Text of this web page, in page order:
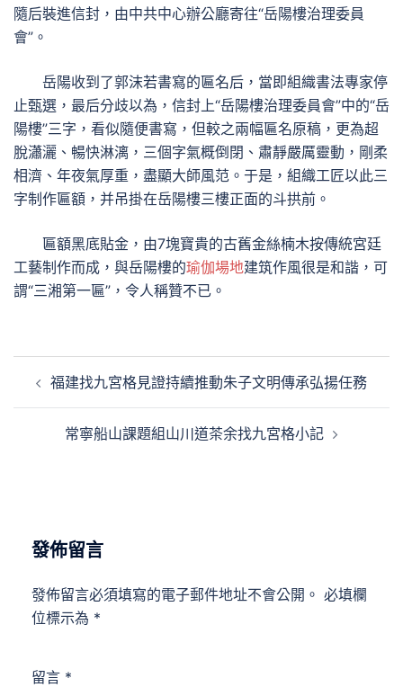
隨后裝進信封，由中共中心辦公廳寄往“岳陽樓治理委員
會”。
岳陽收到了郭沫若書寫的匾名后，當即組織書法專家停
止甄選，最后分歧以為，信封上“岳陽樓治理委員會”中的“岳
陽樓”三字，看似隨便書寫，但較之兩幅匾名原稿，更為超
脫瀟灑、暢快淋漓，三個字氣概倒閉、肅靜嚴厲靈動，剛柔
相濟、年夜氣厚重，盡顯大師風范。于是，組織工匠以此三
字制作匾額，并吊掛在岳陽樓三樓正面的斗拱前。
匾額黑底貼金，由7塊寶貴的古舊金絲楠木按傳統宮廷
工藝制作而成，與岳陽樓的瑜伽場地建筑作風很是和諧，可
謂“三湘第一匾”，令人稱贊不已。
福建找九宮格見證持續推動朱子文明傳承弘揚任務
常寧船山課題組山川道茶余找九宮格小記
發佈留言
發佈留言必須填寫的電子郵件地址不會公開。 必填欄
位標示為 *
留言 *